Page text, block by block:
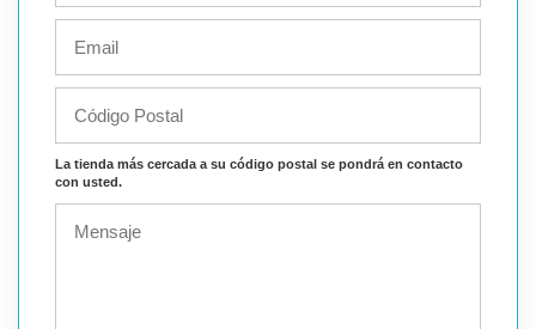
La tienda más cercada a su código postal se pondrá en contacto
con usted.